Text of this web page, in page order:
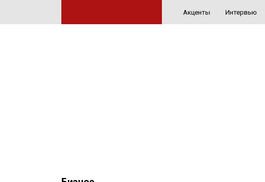
Акценты Интервью